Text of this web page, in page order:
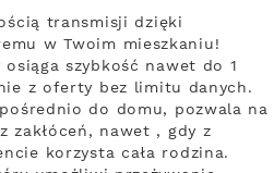
transmisji dzięki
w Twoim mieszkaniu!
szybkość nawet do 1
z oferty bez limitu danych.
do domu, pozwala na
zakłóceń, nawet , gdy z
korzysta cała rodzina.